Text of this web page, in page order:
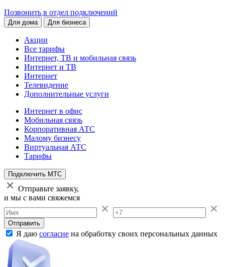
Позвонить в отдел подключений
Для дома Для бизнеса
Акции
Все тарифы
Интернет, ТВ и мобильная связь
Интернет и ТВ
Интернет
Телевидение
Дополнительные услуги
Интернет в офис
Мобильная связь
Корпоративная АТС
Малому бизнесу
Виртуальная АТС
Тарифы
Подключить МТС
Отправьте заявку,
и мы с вами свяжемся
Отправить
Я даю согласие на обработку своих персональных данных